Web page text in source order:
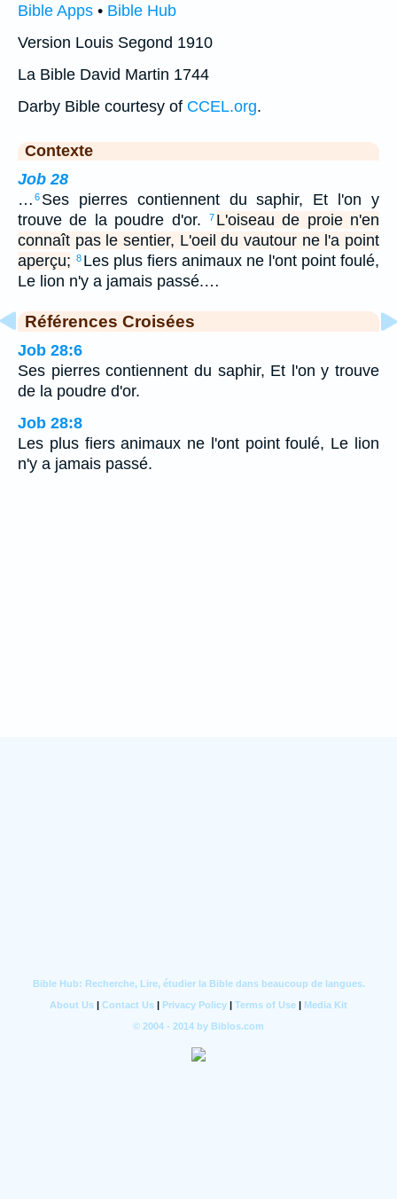
Bible Apps • Bible Hub
Version Louis Segond 1910
La Bible David Martin 1744
Darby Bible courtesy of CCEL.org.
Contexte
Job 28
… 6 Ses pierres contiennent du saphir, Et l'on y
trouve de la poudre d'or.
7 L'oiseau de proie n'en
connaît pas le sentier, L'oeil du vautour ne l'a point
aperçu; 8 Les plus fiers animaux ne l'ont point foulé,
Le lion n'y a jamais passé.…
Références Croisées
Job 28:6
Ses pierres contiennent du saphir, Et l'on y trouve
de la poudre d'or.
Job 28:8
Les plus fiers animaux ne l'ont point foulé, Le lion
n'y a jamais passé.